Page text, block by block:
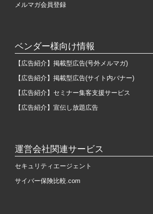
メルマガ会員登録
ベンダー様向け情報
【広告紹介】掲載型広告(号外メルマガ)
【広告紹介】掲載型広告(サイト内バナー)
【広告紹介】セミナー集客支援サービス
【広告紹介】宣伝し放題広告
運営会社関連サービス
セキュリティエージェント
サイバー保険比較.com